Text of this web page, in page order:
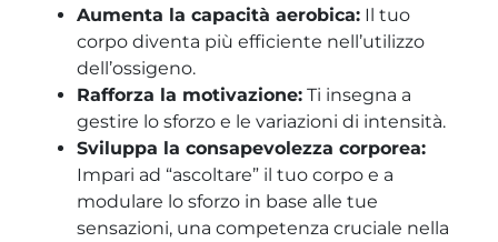
Aumenta la capacità aerobica: Il tuo
corpo diventa più efficiente nell’utilizzo
dell’ossigeno.
Rafforza la motivazione: Ti insegna a
gestire lo sforzo e le variazioni di intensità.
Sviluppa la consapevolezza corporea:
Impari ad “ascoltare” il tuo corpo e a
modulare lo sforzo in base alle tue
sensazioni, una competenza cruciale nella